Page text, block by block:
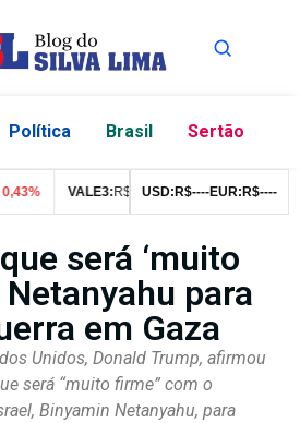
Política Brasil Sertão
VALE3:R$76,99▼ 2,49% ITUB4:R$
USD: R$----EUR: R$----
será ‘muito
para
em Gaza
Unidos, Donald Trump, afirmou
será “muito firme” com o
Binyamin Netanyahu, para